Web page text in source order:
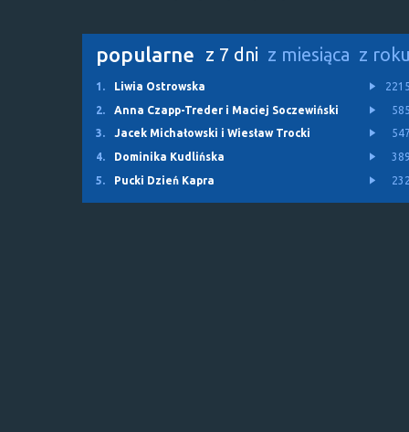
popularne z 7 dni z miesiąca z
1. Liwia Ostrowska
2.
Anna Czapp-Treder i Maciej Soczewiński
3.
Jacek Michałowski i Wiesław Trocki
4.
Dominika Kudlińska
5.
Pucki Dzień Kapra